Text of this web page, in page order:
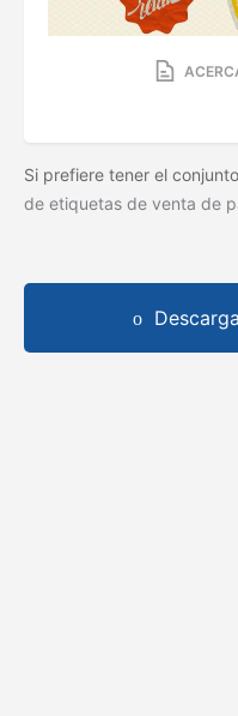
Si prefiere tener el
de etiquetas de venta de